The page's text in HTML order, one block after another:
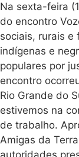
Na sexta-feira
do encontro
sociais, rurais e
indígenas e
populares por
encontro
Rio Grande do
estivemos na
de trabalho.
Amigas da